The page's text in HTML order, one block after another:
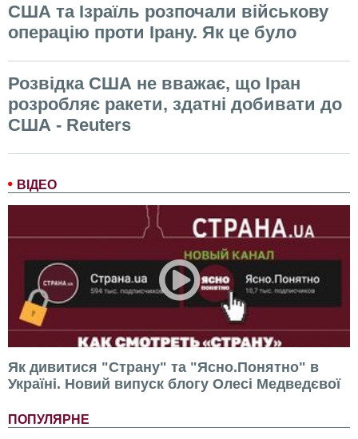
ВІДЕО
Як дивитися "Страну" та "Ясно.Понятно" в
Україні. Новий випуск блогу Олесі Медведєвої
ПОПУЛЯРНЕ
США та Ізраїль розпочали військову
операцію проти Ірану. Як це було
Розвідка США не вважає, що Іран
розробляє ракети, здатні добивати до
США - Reuters